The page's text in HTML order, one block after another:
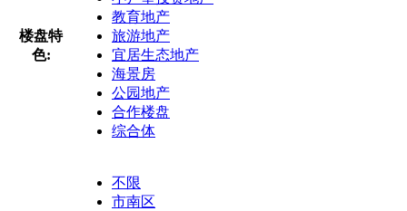
楼盘特
色:
教育地产
旅游地产
宜居生态地产
海景房
公园地产
合作楼盘
综合体
不限
市南区